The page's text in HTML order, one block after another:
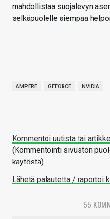
mahdollistaa suojalevyn
selkäpuolelle aiempaa
AMPERE GEFORCE NVIDIA
Kommentoi uutista tai
(Kommentointi sivuston
käytöstä)
Lähetä palautetta / raportoi
55